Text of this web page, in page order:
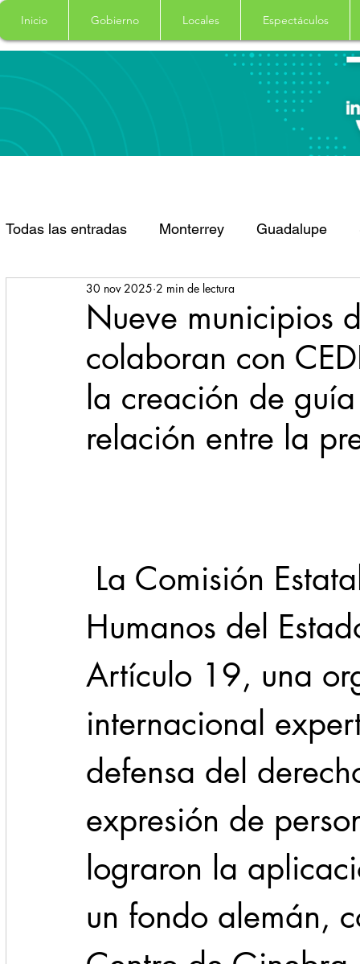
Inicio Gobierno Locales Espectáculos
Todas las entradas Monterrey Guadalupe
Santa Catarina San Pedro Garza Garcia
Espectaculos Clima Principal Salud
Estado Evidencia
Nueve municipios
colaboran con
la creación de
relación entre la
30 nov 2025 2 min de lectura
Humanos del
Artículo 19, una
internacional
defensa del
expresión de
lograron la
un fondo alemán,